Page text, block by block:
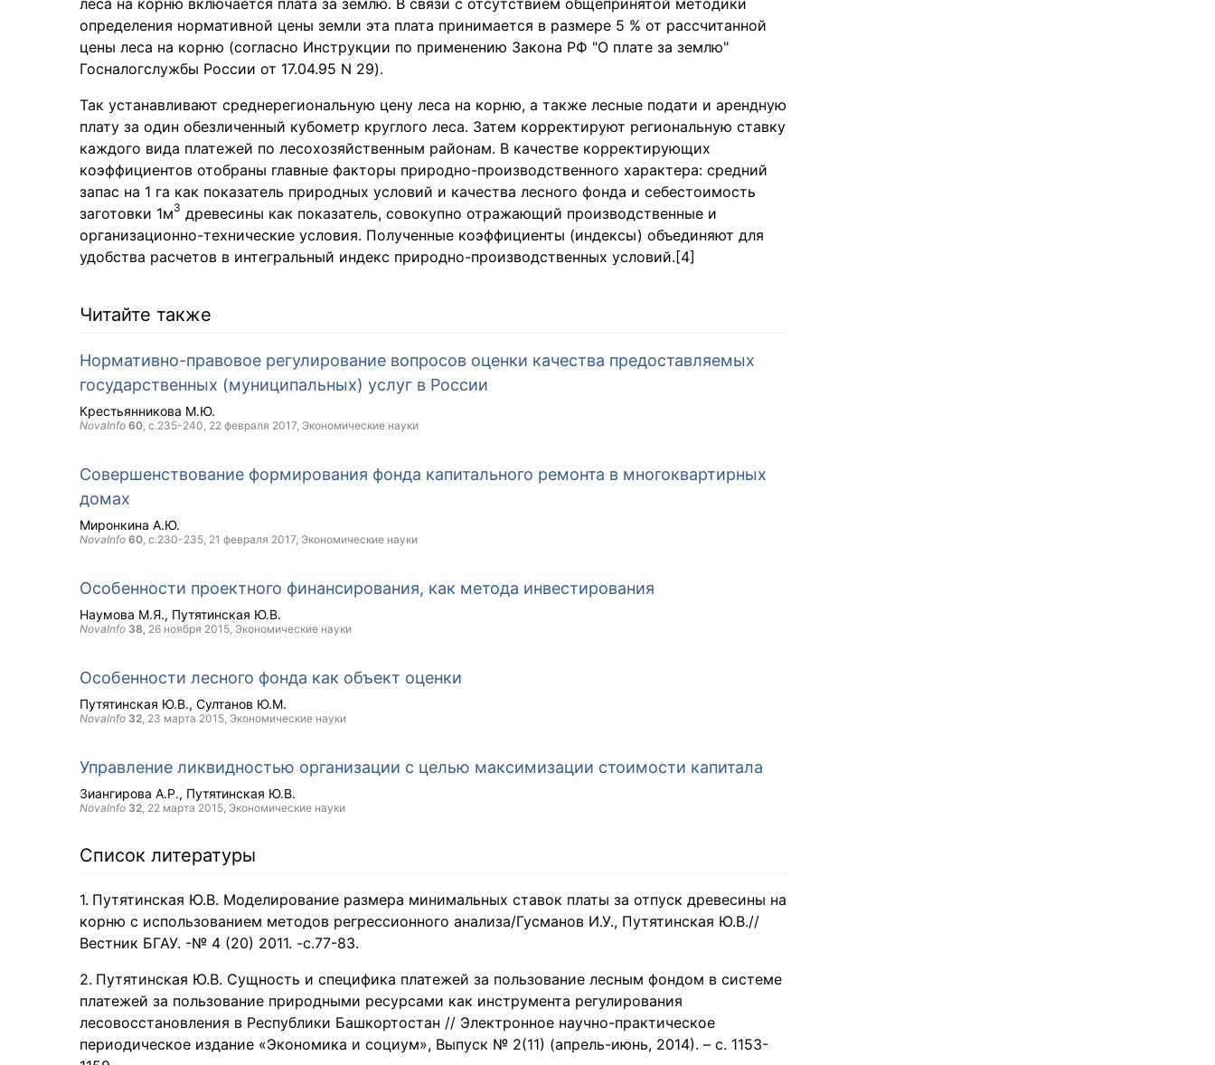
определения нормативной цены земли эта плата принимается в размере 5 % от рассчитанной
цены леса на корню (согласно Инструкции по применению Закона РФ "О плате за землю"
Госналогслужбы России от 17.04.95 N 29).
Так устанавливают среднерегиональную цену леса на корню, а также лесные подати и арендную
плату за один обезличенный кубометр круглого леса. Затем корректируют региональную ставку
каждого вида платежей по лесохозяйственным районам. В качестве корректирующих
коэффициентов отобраны главные факторы природно-производственного характера: средний
запас на 1 га как показатель природных условий и качества лесного фонда и себестоимость
заготовки 1м3 древесины как показатель, совокупно отражающий производственные и
организационно-технические условия. Полученные коэффициенты (индексы) объединяют для
удобства расчетов в интегральный индекс природно-производственных условий.[4]
Читайте также
Нормативно-правовое регулирование вопросов оценки качества предоставляемых
государственных (муниципальных) услуг в России
Крестьянникова М.Ю.
NovaInfo 60 , с.235-240, 22 февраля 2017 , Экономические науки
Совершенствование формирования фонда капитального ремонта в многоквартирных
домах
Миронкина А.Ю.
NovaInfo 60 , с.230-235, 21 февраля 2017 , Экономические науки
Особенности проектного финансирования, как метода инвестирования
Наумова М.Я. Путятинская Ю.В.
NovaInfo 38 26 ноября 2015 , Экономические науки
Особенности лесного фонда как объект оценки
Путятинская Ю.В. Султанов Ю.М.
NovaInfo 32 23 марта 2015 , Экономические науки
Управление ликвидностью организации с целью максимизации стоимости капитала
Зиангирова А.Р. Путятинская Ю.В.
NovaInfo 32 22 марта 2015 , Экономические науки
Список литературы
Путятинская Ю.В. Моделирование размера минимальных ставок платы за отпуск древесины на
корню с использованием методов регрессионного анализа/Гусманов И.У., Путятинская Ю.В.//
Вестник БГАУ. -№ 4 (20) 2011. -с.77-83.
Путятинская Ю.В. Сущность и специфика платежей за пользование лесным фондом в системе
платежей за пользование природными ресурсами как инструмента регулирования
лесовосстановления в Республики Башкортостан // Электронное научно-практическое
периодическое издание «Экономика и социум», Выпуск № 2(11) (апрель-июнь, 2014). – с. 1153-